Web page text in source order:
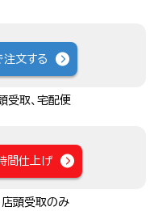
注文する
受取、宅配便
間仕上げ
店頭受取のみ